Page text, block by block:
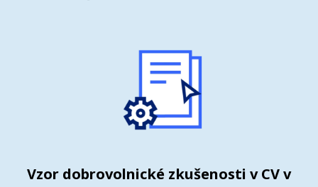
Vzor dobrovolnické zkušenosti v CV v